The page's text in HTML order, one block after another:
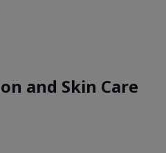
and Skin Care